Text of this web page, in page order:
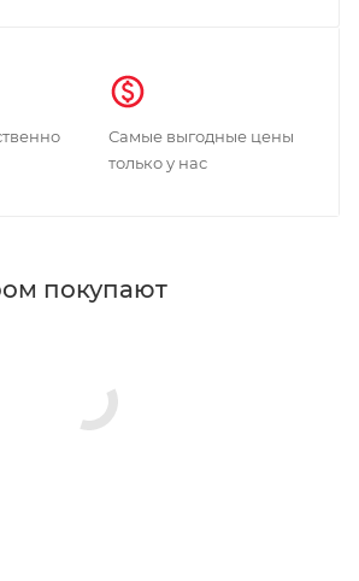
Самые выгодные цены
только у нас
покупают